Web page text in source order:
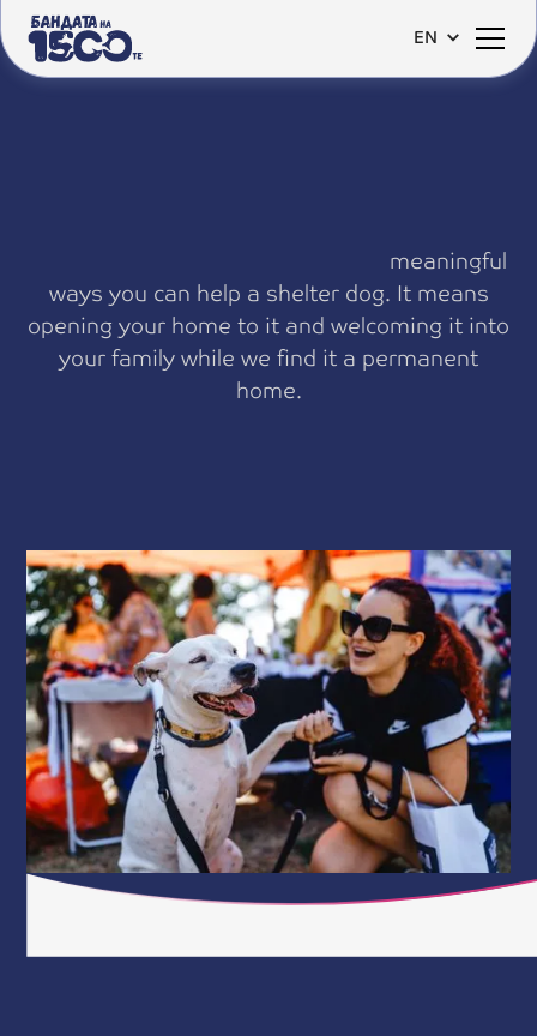
EN
meaningful
ways you can help a shelter dog. It means
opening your home to it and welcoming it into
your family while we find it a permanent
home.